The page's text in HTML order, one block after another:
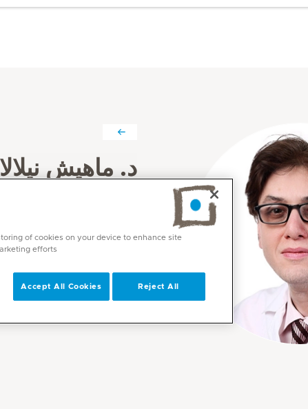
د. ماهيش نيلالا
اللغات
of cookies on your device to enhance site
efforts.
Reject All
Accept All Cookies